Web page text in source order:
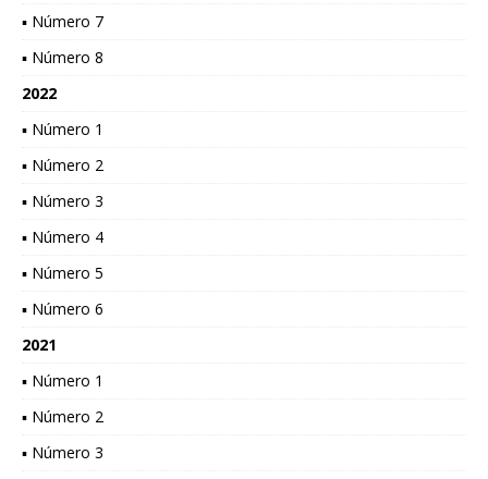
▪ Número 7
▪ Número 8
2022
▪ Número 1
▪ Número 2
▪ Número 3
▪ Número 4
▪ Número 5
▪ Número 6
2021
▪ Número 1
▪ Número 2
▪ Número 3